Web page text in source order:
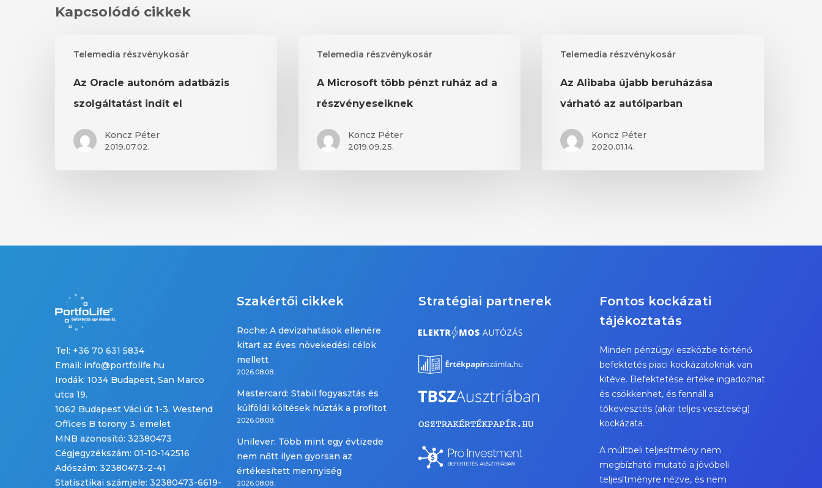
Kapcsolódó cikkek
Telemedia részvénykosár
Oracle
adatbázis
szolgáltatást
Az Oracle autonóm adatbázis
szolgáltatást indít el
Koncz Péter
2019.07.02.
Telemedia részvénykosár
Microsoft
pénzt
ruház
részvényeseiknek
A Microsoft több pénzt ruház ad a
részvényeseiknek
Koncz Péter
2019.09.25.
Telemedia részvénykosár
Alibaba
beruházása
várható
autóiparban
Az Alibaba újabb beruházása
várható az autóiparban
Koncz Péter
2020.01.14.
Tel: +36 70 631 5834
Email: info@portfolife.hu
Irodák: 1034 Budapest, San Marco
utca 19.
1062 Budapest Váci út 1-3. Westend
Offices B torony 3. emelet
MNB azonosító: 32380473
Cégjegyzékszám: 01-10-142516
Adószám: 32380473-2-41
Statisztikai számjele: 32380473-6619-
Szakértői cikkek
Roche: A devizahatások ellenére
kitart az éves növekedési célok
mellett
2026.08.08.
Mastercard: Stabil fogyasztás és
külföldi költések húzták a profitot
2026.08.08.
Unilever: Több mint egy évtizede
nem nőtt ilyen gyorsan az
értékesített mennyiség
2026.08.08.
Stratégiai partnerek
Fontos kockázati
tájékoztatás
Minden pénzügyi eszközbe történő
befektetés piaci kockázatoknak van
kitéve. Befektetése értéke ingadozhat
és csökkenhet, és fennáll a
tőkevesztés (akár teljes veszteség)
kockázata.
A múltbeli teljesítmény nem
megbízható mutató a jövőbeli
teljesítményre nézve, és nem